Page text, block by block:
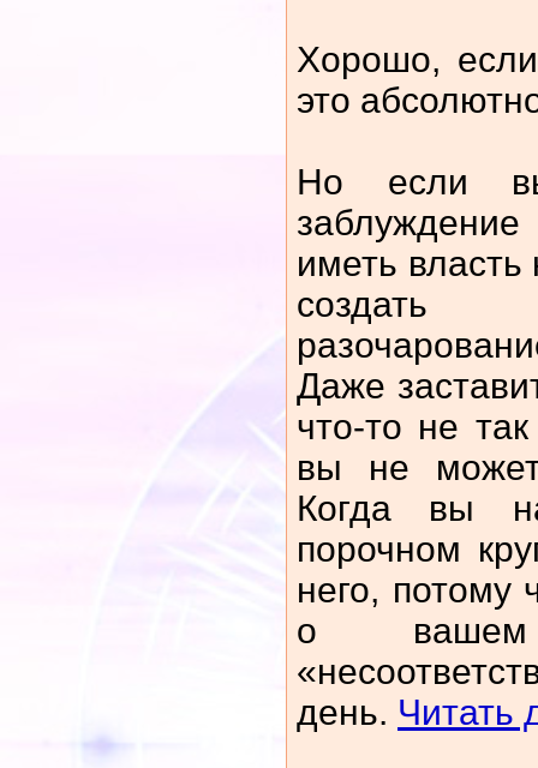
Хорошо,
это
Но если
иметь
создать
Даже
что-то не
вы не
Когда вы
порочном
него, потому
о вашем
день. Читать